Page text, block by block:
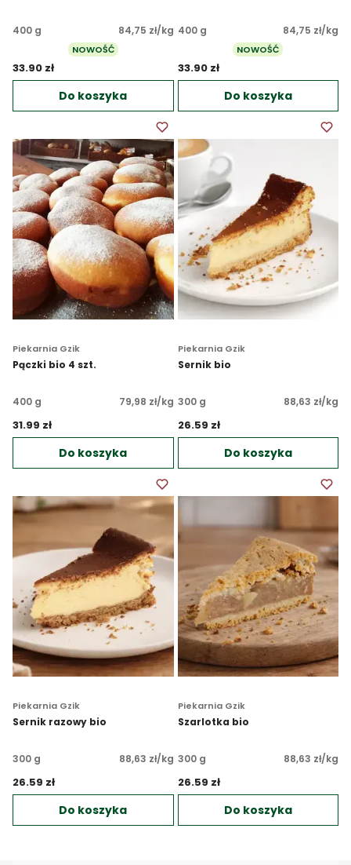
400 g 84,75 zł/kg
NOWOŚĆ
33.90 zł
Do koszyka
400 g 84,75 zł/kg
NOWOŚĆ
33.90 zł
Do koszyka
Piekarnia Gzik
Pączki bio 4 szt.
400 g 79,98 zł/kg
31.99 zł
Do koszyka
Piekarnia Gzik
Sernik bio
300 g 88,63 zł/kg
26.59 zł
Do koszyka
Piekarnia Gzik
Sernik razowy bio
300 g 88,63 zł/kg
26.59 zł
Do koszyka
Piekarnia Gzik
Szarlotka bio
300 g 88,63 zł/kg
26.59 zł
Do koszyka